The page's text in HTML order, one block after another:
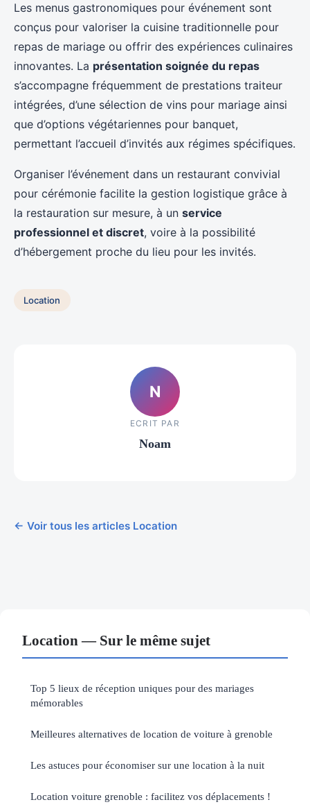
Les menus gastronomiques pour événement sont
conçus pour valoriser la cuisine traditionnelle pour
repas de mariage ou offrir des expériences culinaires
innovantes. La présentation soignée du repas
s’accompagne fréquemment de prestations traiteur
intégrées, d’une sélection de vins pour mariage ainsi
que d’options végétariennes pour banquet,
permettant l’accueil d’invités aux régimes spécifiques.
Organiser l’événement dans un restaurant convivial
pour cérémonie facilite la gestion logistique grâce à
la restauration sur mesure, à un service
professionnel et discret, voire à la possibilité
d’hébergement proche du lieu pour les invités.
Location
N
ECRIT PAR
Noam
← Voir tous les articles Location
Location — Sur le même sujet
Top 5 lieux de réception uniques pour des mariages
mémorables
Meilleures alternatives de location de voiture à grenoble
Les astuces pour économiser sur une location à la nuit
Location voiture grenoble : facilitez vos déplacements !